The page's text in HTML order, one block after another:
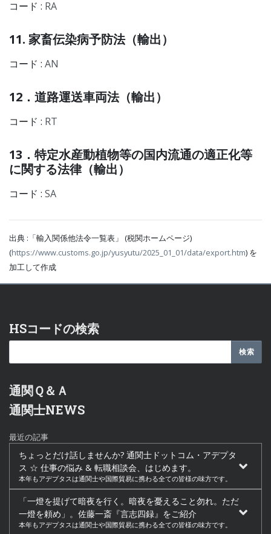
コード : RA
11. 家畜伝染病予防法（輸出）
コード : AN
12．道路運送車両法（輸出）
コード : RT
13．特定水産動植物等の国内流通の適正化等
に関する法律（輸出）
コード : SA
出典 :「輸入関係他法令一覧表」 (税関ホームページ)
(https://www.customs.go.jp/yusyutu/2025_01_01/data/export.htm) を
加工して作成
HSコードの検索
通関Ｑ＆Ａ
通関士NEWS
最近の記事
ちょっとだけ話しませんか? 通関士ドットコム・アデプタ
ス ☆ 仕事の悩み & 転職相談会、はじめます。
本年もアデプタスは通関士や国際貿易に携わる全ての皆様の味方です。
「一燈を提げて暗夜を行く。暗夜を憂えること勿れ。ただ
一燈を頼め」。佐藤一斎『言志四録』をご紹介
本年もアデプタスは通関士や国際貿易に携わる全ての皆様の味方です。